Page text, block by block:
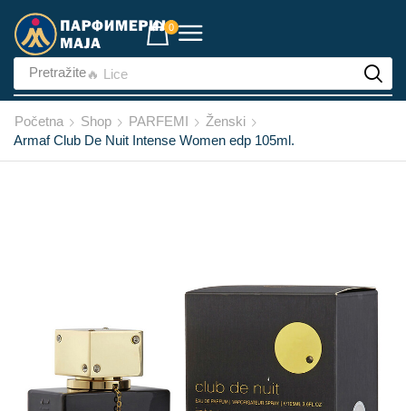
0
Pretražite🔥 Lice
Početna Shop PARFEMI
Ženski
Armaf Club De Nuit Intense Women edp 105ml.